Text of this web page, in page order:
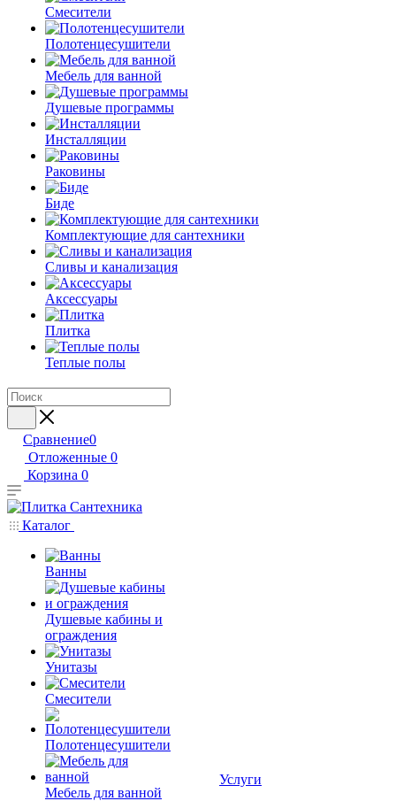
Смесители
Полотенцесушители
Мебель для ванной
Душевые программы
Инсталляции
Раковины
Биде
Комплектующие для сантехники
Сливы и канализация
Аксессуары
Плитка
Теплые полы
Сравнение0
Отложенные 0
Корзина 0
Каталог
Ванны
Душевые кабины и
ограждения
Унитазы
Смесители
Полотенцесушители
Мебель для ванной
Услуги